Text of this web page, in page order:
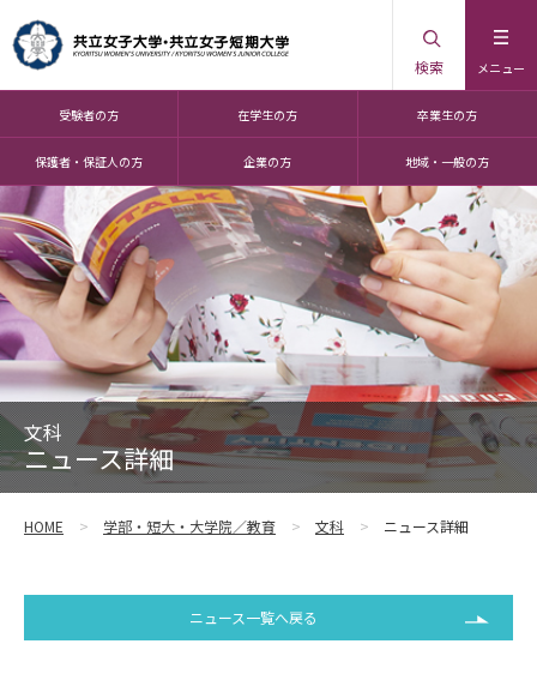
メニュー
検索
受験者の方 在学生の方 卒業生の方
保護者・保証人の方 企業の方 地域・一般の方
文科
ニュース詳細
HOME 学部・短大・大学院／教育 文科 ニュース詳細
ニュース一覧へ戻る